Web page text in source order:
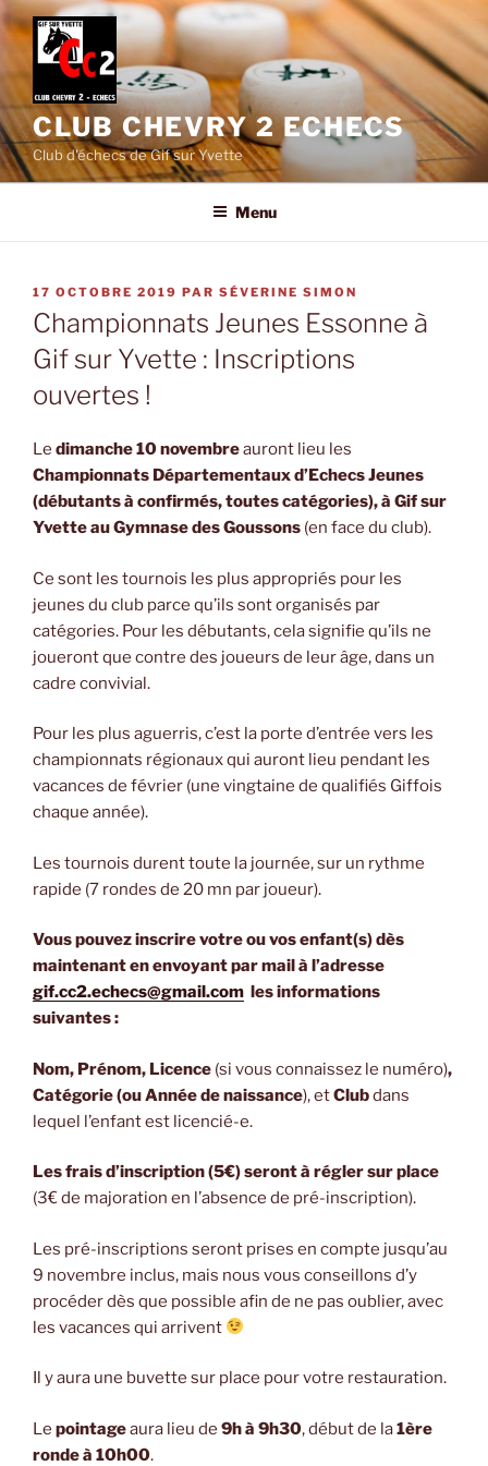
Aller
au
contenu
principal
CLUB CHEVRY 2 ECHECS
Club d'échecs de Gif sur Yvette
Menu
PUBLIÉ
LE
17 OCTOBRE 2019 PAR SÉVERINE SIMON
Championnats Jeunes Essonne à
Gif sur Yvette : Inscriptions
ouvertes !
Le dimanche 10 novembreauront lieu les
Championnats Départementaux d’Echecs Jeunes
(débutants à confirmés, toutes catégories), à Gif sur
Yvette au Gymnase des Goussons (en face du club).
Ce sont les tournois les plus appropriés pour les
jeunes du club parce qu’ils sont organisés par
catégories. Pour les débutants, cela signifie qu’ils ne
joueront que contre des joueurs de leur âge, dans un
cadre convivial.
Pour les plus aguerris, c’est la porte d’entrée vers les
championnats régionaux qui auront lieu pendant les
vacances de février (une vingtaine de qualifiés Giffois
chaque année).
Les tournois durent toute la journée, sur un rythme
rapide (7 rondes de 20 mn par joueur).
Vous pouvez inscrire votre ou vos enfant(s) dès
maintenant en envoyant par mail à l’adresse
gif.cc2.echecs@gmail.com les informations
suivantes :
Nom, Prénom, Licence (si vous connaissez le numéro),
Catégorie (ou Année de naissance), etClubdans
lequel l’enfant est licencié-e.
Les frais d’inscription (5€) seront à régler sur place
(3€ de majoration en l’absence de pré-inscription).
Les pré-inscriptions seront prises en compte jusqu’au
9 novembre inclus, mais nous vous conseillons d’y
procéder dès que possible afin de ne pas oublier, avec
les vacances qui arrivent
Il y aura une buvette sur place pour votre restauration.
Le pointageaura lieu de 9h à 9h30, début de la1ère
ronde à 10h00.